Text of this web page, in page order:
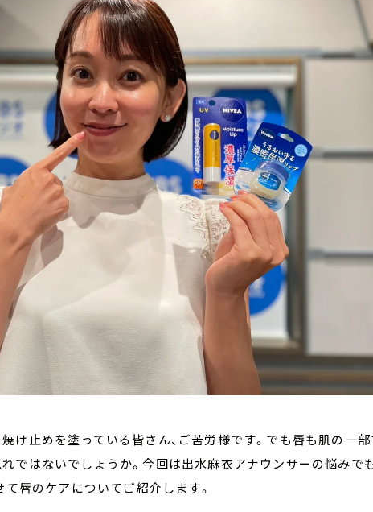
け止めを塗っている皆さん、ご苦労様です。でも唇も肌の一
ではないでしょうか。今回は出水麻衣アナウンサーの悩みで
て唇のケアについてご紹介します。